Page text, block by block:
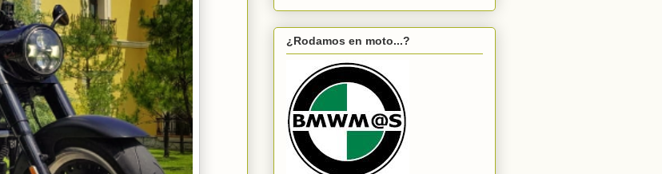
¿Rodamos en moto...?